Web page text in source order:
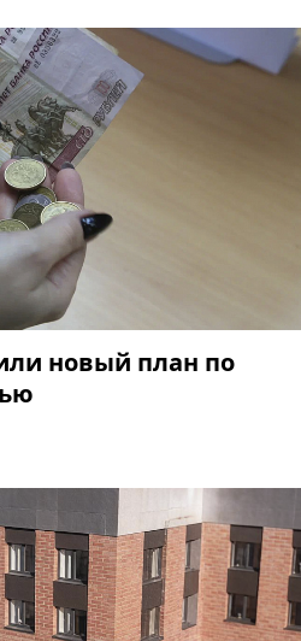
новый план по